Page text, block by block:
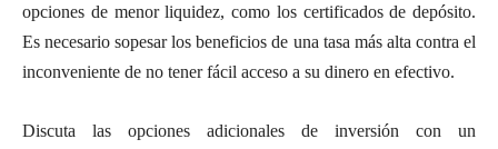
opciones de menor liquidez, como los certificados de depósito.
Es necesario sopesar los beneficios de una tasa más alta contra el
inconveniente de no tener fácil acceso a su dinero en efectivo.
Discuta las opciones adicionales de inversión con un